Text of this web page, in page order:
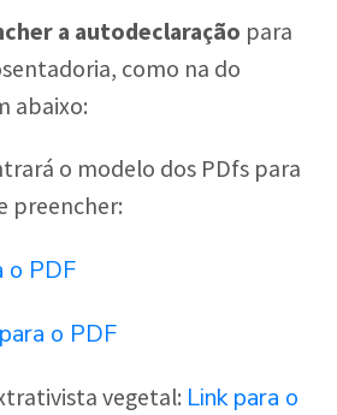
a autodeclaração para
como na do
abaixo:
o modelo dos PDfs para
preencher:
o PDF
o PDF
vegetal: Link para o